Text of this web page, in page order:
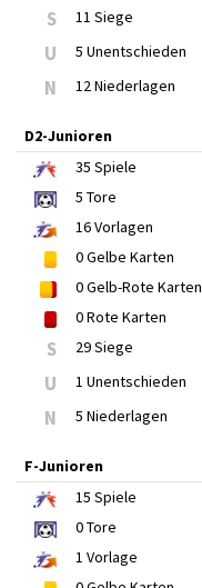
S 11 Siege
U 5 Unentschieden
N 12 Niederlagen
D2-Junioren
35 Spiele
5 Tore
16Vorlagen
0Gelbe Karten
0Gelb-Rote Karten
0Rote Karten
S 29 Siege
U 1 Unentschieden
N 5 Niederlagen
F-Junioren
15 Spiele
0Tore
1 Vorlage